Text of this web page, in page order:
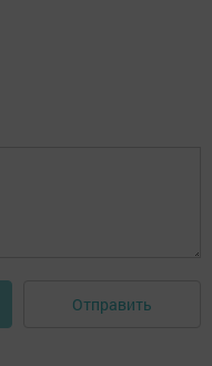
Отправить